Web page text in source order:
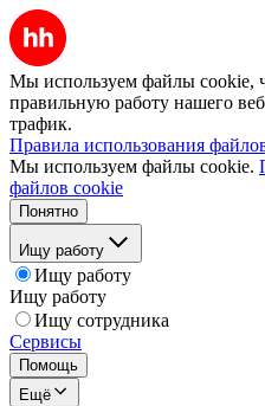
Мы используем файлы cookie,
правильную работу нашего
трафик.
Правила использования
Мы используем файлы cookie.
файлов cookie
Понятно
Ищу работу
Ищу работу
Ищу работу
Ищу сотрудника
Сервисы
Помощь
Ещё